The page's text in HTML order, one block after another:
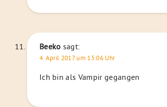
Beeko sagt:
4. April 2017 um 15:06 Uhr
Ich bin als Vampir gegangen